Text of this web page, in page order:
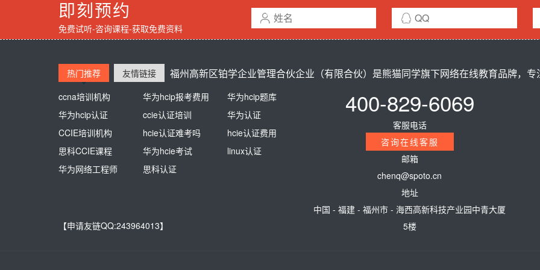
即刻预约
免费试听-咨询课程-获取免费资料
福州高新区铂学企业管理合伙企业（有限合伙）是熊猫同学旗下网络在线教育品牌，
热门推荐
ccna培训机构
华为hcip报考费用
华为hcip题库
华为hcip认证
ccie认证培训
华为认证
CCIE培训机构
hcie认证难考吗
hcie认证费用
思科CCIE课程
华为hcie考试
linux认证
华为网络工程师
思科认证
友情链接
熊猫同学
新东方英语培训
培训学校
江苏自考网
杭州高中辅导
高中一对一
思博盈通
AAA教育
少儿美术
网络工程师论坛
在职研究生
【申请友链QQ:243964013】
400-829-6069
客服电话
咨询在线客服
邮箱
chenq@spoto.cn
地址
中国 - 福建 - 福州市 - 海西高新科技产业园中青大厦
5楼